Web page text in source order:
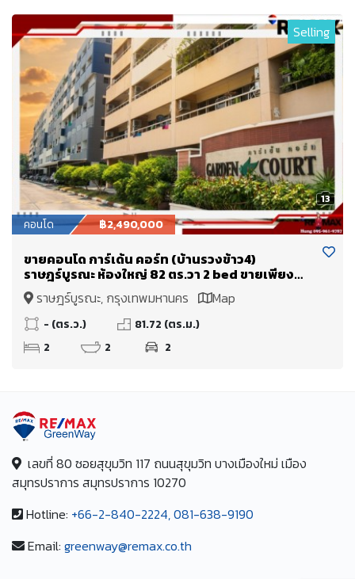
13
Selling
คอนโด ฿2,490,000
ขายคอนโด การ์เด้น คอร์ท (บ้านรวงข้าว4)
ราษฎร์บูรณะ ห้องใหญ่ 82 ตร.วา 2 bed ขายเพียง
2.49 Mb. ใกล้ทางด่วนพระราม 3 เข้าเมืองไม่เกิน 15
นาทีราษฎร์บูรณะ, กรุงเทพมหานคร Map
- (ตร.ว.)
81.72 (ตร.ม.)
2
2 2
เลขที่ 80 ซอยสุขุมวิท 117 ถนนสุขุมวิท บางเมืองใหม่ เมือง
สมุทรปราการ สมุทรปราการ 10270
Hotline: +66-2-840-2224, 081-638-9190
Email: greenway@remax.co.th